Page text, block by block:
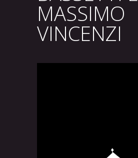
MASSIMO
VINCENZI